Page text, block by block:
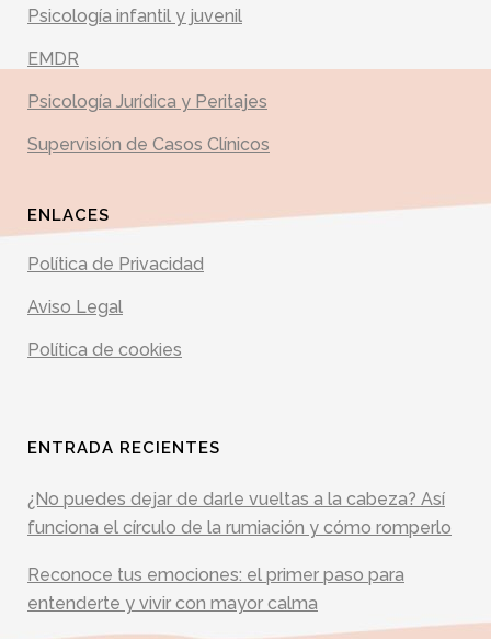
Psicología infantil y juvenil
EMDR
Psicología Jurídica y Peritajes
Supervisión de Casos Clínicos
ENLACES
Política de Privacidad
Aviso Legal
Política de cookies
ENTRADA RECIENTES
¿No puedes dejar de darle vueltas a la cabeza? Así
funciona el círculo de la rumiación y cómo romperlo
Reconoce tus emociones: el primer paso para
entenderte y vivir con mayor calma